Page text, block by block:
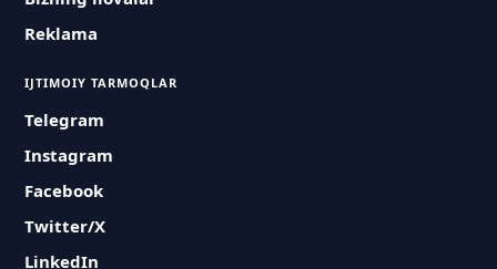
Reklama
IJTIMOIY TARMOQLAR
Telegram
Instagram
Facebook
Twitter/X
LinkedIn